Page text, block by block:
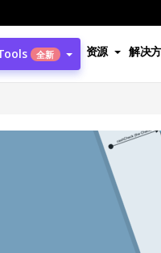
全新 资源 解决